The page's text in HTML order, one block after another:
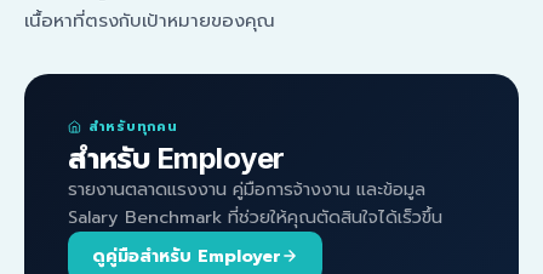
เนื้อหาที่ตรงกับเป้าหมายของคุณ
สำหรับทุกคน
สำหรับ Employer
รายงานตลาดแรงงาน คู่มือการจ้างงาน และข้อมูล
Salary Benchmark ที่ช่วยให้คุณตัดสินใจได้เร็วขึ้น
ดูคู่มือสำหรับ Employer